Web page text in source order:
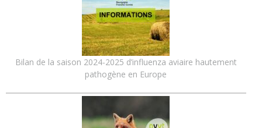
Bilan de la saison 2024-2025 d’influenza aviaire hautement
pathogène en Europe